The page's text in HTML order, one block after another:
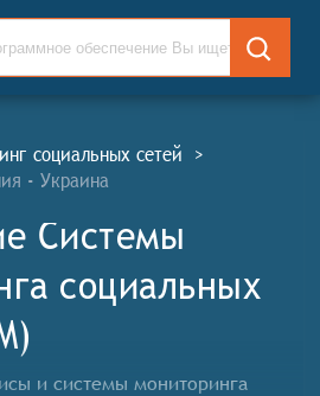
социальных сетей >
- Украина
Системы
социальных
и системы мониторинга